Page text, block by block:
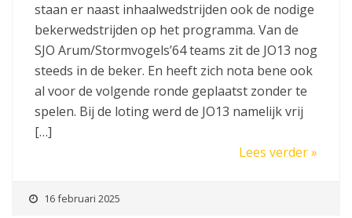
staan er naast inhaalwedstrijden ook de nodige
bekerwedstrijden op het programma. Van de
SJO Arum/Stormvogels’64 teams zit de JO13 nog
steeds in de beker. En heeft zich nota bene ook
al voor de volgende ronde geplaatst zonder te
spelen. Bij de loting werd de JO13 namelijk vrij
[…]
Lees verder »
16 februari 2025